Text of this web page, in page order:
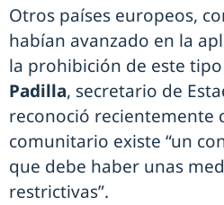
Otros países europeos,
habían avanzado en la
la prohibición de este
Padilla, secretario de
reconoció recientemente
comunitario existe “un
que debe haber unas
restrictivas”.